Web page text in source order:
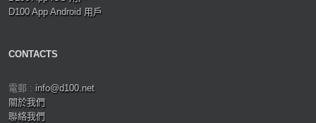
D100 App Android 用戶
CONTACTS
電郵 : info@d100.net
關於我們
聯絡我們